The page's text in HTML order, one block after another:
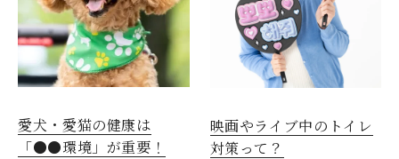
愛犬・愛猫の健康は
「●●環境」が重要！
映画やライブ中のトイレ
対策って？